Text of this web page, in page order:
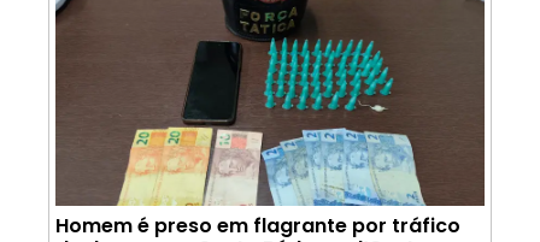
Homem é preso em flagrante por tráfico